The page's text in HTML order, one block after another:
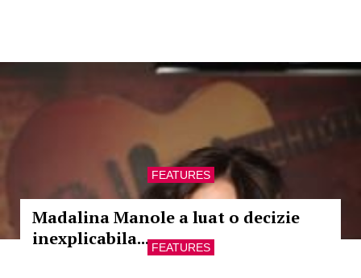
FEATURES
Madalina Manole a luat o decizie
inexplicabila... FEATURES